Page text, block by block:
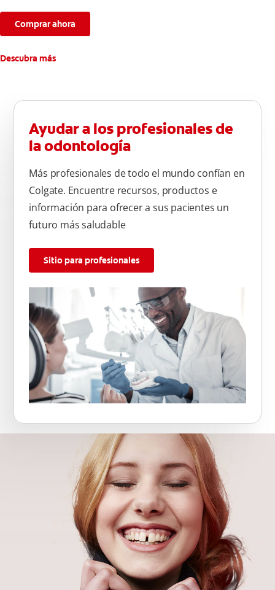
Comprar ahora
Descubra más
Ayudar a los profesionales de
la odontología
Más profesionales de todo el mundo confían en
Colgate. Encuentre recursos, productos e
información para ofrecer a sus pacientes un
futuro más saludable
Sitio para profesionales